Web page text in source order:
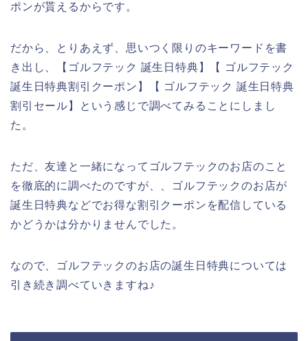
ポンが貰えるからです。
だから、とりあえず、思いつく限りのキーワードを書
き出し、【ゴルフテック 誕生日特典】【 ゴルフテック
誕生日特典割引クーポン】【 ゴルフテック 誕生日特典
割引セール】という感じで調べてみることにしまし
た。
ただ、友達と一緒になってゴルフテックのお店のこと
を徹底的に調べたのですが、、ゴルフテックのお店が
誕生日特典などでお得な割引クーポンを配信している
かどうかは分かりませんでした。
なので、ゴルフテックのお店の誕生日特典については
引き続き調べていきますね♪